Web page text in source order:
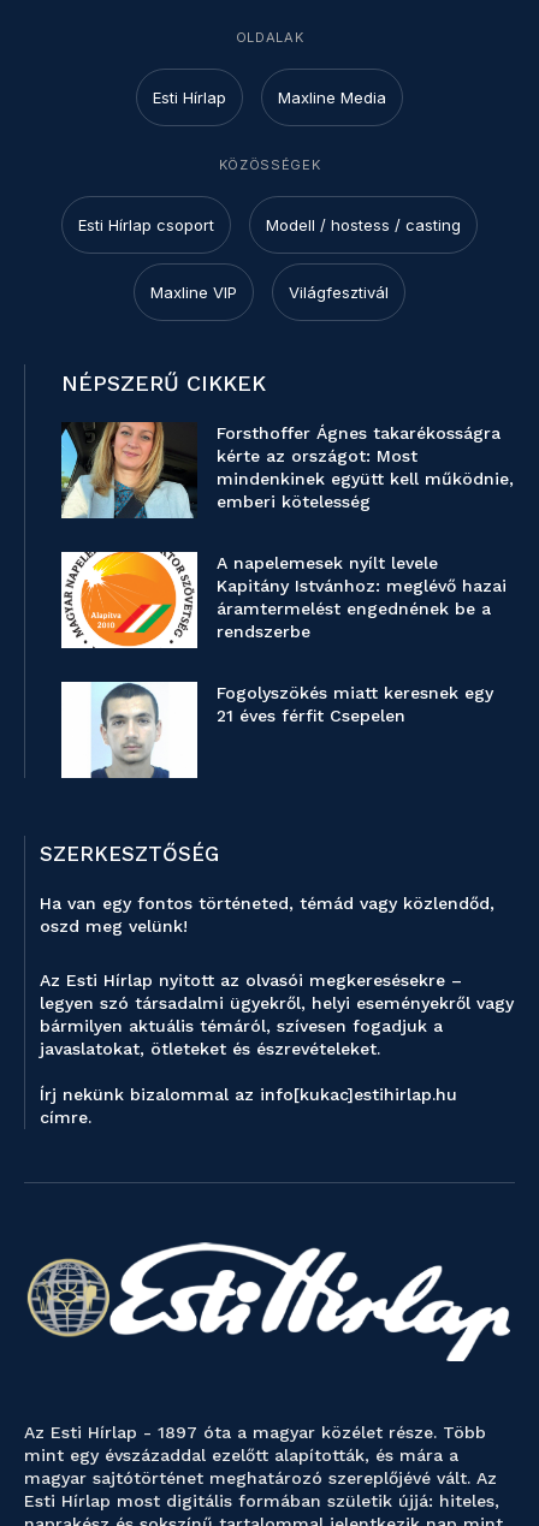
OLDALAK
Esti Hírlap Maxline Media
KÖZÖSSÉGEK
Esti Hírlap csoport Modell / hostess / casting
Maxline VIP Világfesztivál
NÉPSZERŰ CIKKEK
Forsthoffer Ágnes takarékosságra
kérte az országot: Most
mindenkinek együtt kell működnie,
emberi kötelesség
A napelemesek nyílt levele
Kapitány Istvánhoz: meglévő hazai
áramtermelést engednének be a
rendszerbe
Fogolyszökés miatt keresnek egy
21 éves férfit Csepelen
SZERKESZTŐSÉG
Ha van egy fontos történeted, témád vagy közlendőd,
oszd meg velünk!
Az Esti Hírlap nyitott az olvasói megkeresésekre –
legyen szó társadalmi ügyekről, helyi eseményekről vagy
bármilyen aktuális témáról, szívesen fogadjuk a
javaslatokat, ötleteket és észrevételeket.
Írj nekünk bizalommal az info[kukac]estihirlap.hu
címre.
Az Esti Hírlap - 1897 óta a magyar közélet része. Több
mint egy évszázaddal ezelőtt alapították, és mára a
magyar sajtótörténet meghatározó szereplőjévé vált. Az
Esti Hírlap most digitális formában születik újjá: hiteles,